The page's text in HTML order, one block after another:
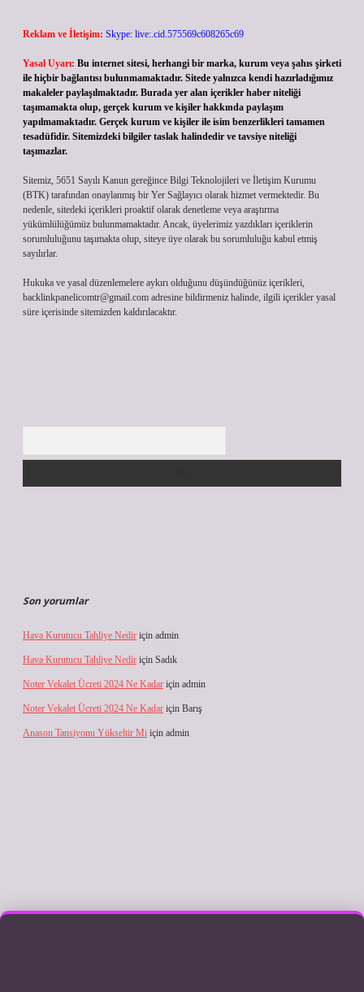
Reklam ve İletişim: Skype: live:.cid.575569c608265c69
Yasal Uyarı: Bu internet sitesi, herhangi bir marka, kurum veya şahıs şirketi
ile hiçbir bağlantısı bulunmamaktadır. Sitede yalnızca kendi hazırladığımız
makaleler paylaşılmaktadır. Burada yer alan içerikler haber niteliği
taşımamakta olup, gerçek kurum ve kişiler hakkında paylaşım
yapılmamaktadır. Gerçek kurum ve kişiler ile isim benzerlikleri tamamen
tesadüfidir. Sitemizdeki bilgiler taslak halindedir ve tavsiye niteliği
taşımazlar.
Sitemiz, 5651 Sayılı Kanun gereğince Bilgi Teknolojileri ve İletişim Kurumu
(BTK) tarafından onaylanmış bir Yer Sağlayıcı olarak hizmet vermektedir. Bu
nedenle, sitedeki içerikleri proaktif olarak denetleme veya araştırma
yükümlülüğümüz bulunmamaktadır. Ancak, üyelerimiz yazdıkları içeriklerin
sorumluluğunu taşımakta olup, siteye üye olarak bu sorumluluğu kabul etmiş
sayılırlar.
Hukuka ve yasal düzenlemelere aykırı olduğunu düşündüğünüz içerikleri,
backlinkpanelicomtr@gmail.com adresine bildirmeniz halinde, ilgili içerikler yasal
süre içerisinde sitemizden kaldırılacaktır.
Son yorumlar
Hava Kurutucu Tahliye Nedir için admin
Hava Kurutucu Tahliye Nedir için Sadık
Noter Vekalet Ücreti 2024 Ne Kadar için admin
Noter Vekalet Ücreti 2024 Ne Kadar için Barış
Anason Tansiyonu Yükseltir Mi için admin
giriş